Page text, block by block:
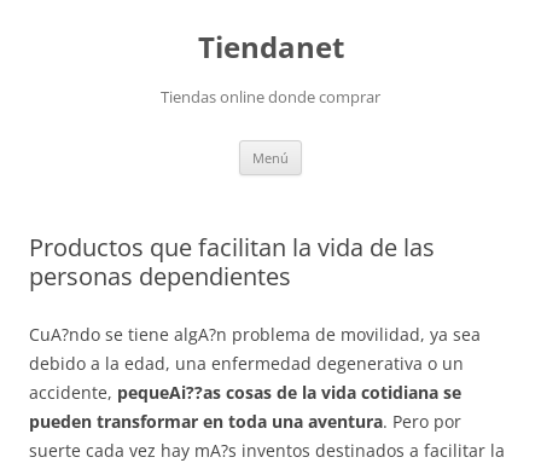
Tiendanet
Tiendas online donde comprar
Menú
Productos que facilitan la vida de las
personas dependientes
CuA?ndo se tiene algA?n problema de movilidad, ya sea
debido a la edad, una enfermedad degenerativa o un
accidente, pequeAi??as cosas de la vida cotidiana se
pueden transformar en toda una aventura. Pero por
suerte cada vez hay mA?s inventos destinados a facilitar la